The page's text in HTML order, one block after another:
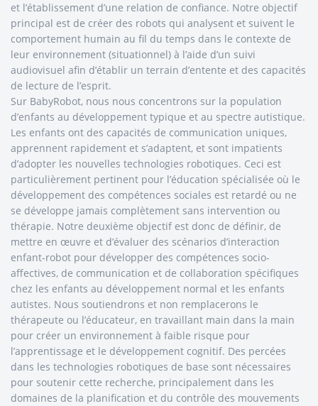
et l’établissement d’une relation de confiance. Notre objectif
principal est de créer des robots qui analysent et suivent le
comportement humain au fil du temps dans le contexte de
leur environnement (situationnel) à l’aide d’un suivi
audiovisuel afin d’établir un terrain d’entente et des capacités
de lecture de l’esprit.
Sur BabyRobot, nous nous concentrons sur la population
d’enfants au développement typique et au spectre autistique.
Les enfants ont des capacités de communication uniques,
apprennent rapidement et s’adaptent, et sont impatients
d’adopter les nouvelles technologies robotiques. Ceci est
particulièrement pertinent pour l’éducation spécialisée où le
développement des compétences sociales est retardé ou ne
se développe jamais complètement sans intervention ou
thérapie. Notre deuxième objectif est donc de définir, de
mettre en œuvre et d’évaluer des scénarios d’interaction
enfant-robot pour développer des compétences socio-
affectives, de communication et de collaboration spécifiques
chez les enfants au développement normal et les enfants
autistes. Nous soutiendrons et non remplacerons le
thérapeute ou l’éducateur, en travaillant main dans la main
pour créer un environnement à faible risque pour
l’apprentissage et le développement cognitif. Des percées
dans les technologies robotiques de base sont nécessaires
pour soutenir cette recherche, principalement dans les
domaines de la planification et du contrôle des mouvements